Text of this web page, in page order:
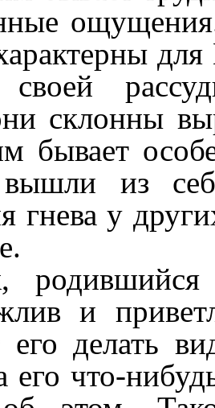
склонны
бывает
из
гнева у
и
его делать
его что-